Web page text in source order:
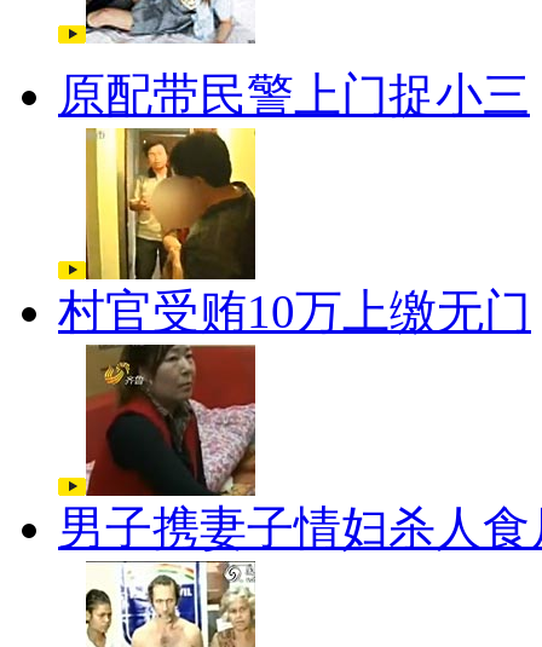
原配带民警上门捉小三
村官受贿10万上缴无门
男子携妻子情妇杀人食